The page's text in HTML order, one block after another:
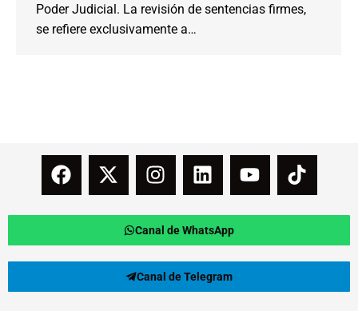
Poder Judicial. La revisión de sentencias firmes,
se refiere exclusivamente a…
Canal de WhatsApp
Canal de Telegram